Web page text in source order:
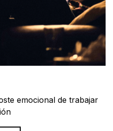
emocional de trabajar